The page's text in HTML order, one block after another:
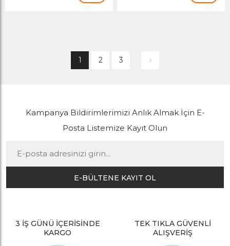
1 2 3
Kampanya Bildirimlerimizi Anlık Almak İçin E-
Posta Listemize Kayıt Olun
E-BÜLTENE KAYIT OL
3 İŞ GÜNÜ İÇERİSİNDE
KARGO
TEK TIKLA GÜVENLİ
ALIŞVERİŞ